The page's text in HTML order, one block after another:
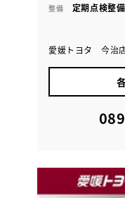
整備 定期点検整
愛媛トヨタ 今治